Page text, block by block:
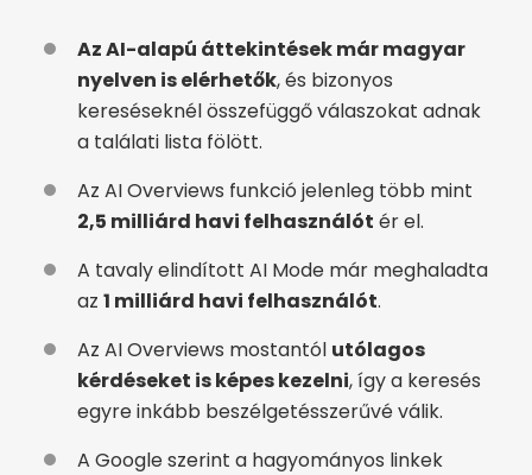
Az AI-alapú áttekintések már magyar
nyelven is elérhetők, és bizonyos
kereséseknél összefüggő válaszokat adnak
a találati lista fölött.
Az AI Overviews funkció jelenleg több mint
2,5 milliárd havi felhasználót ér el.
A tavaly elindított AI Mode már meghaladta
az 1 milliárd havi felhasználót.
Az AI Overviews mostantól utólagos
kérdéseket is képes kezelni, így a keresés
egyre inkább beszélgetésszerűvé válik.
A Google szerint a hagyományos linkek